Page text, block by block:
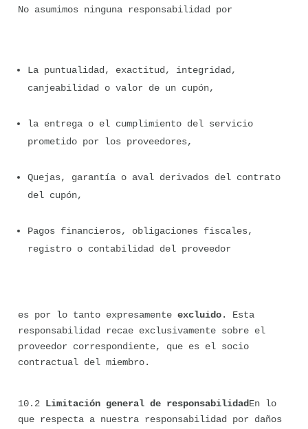
No asumimos ninguna responsabilidad por
La puntualidad, exactitud, integridad,
canjeabilidad o valor de un cupón,
la entrega o el cumplimiento del servicio
prometido por los proveedores,
Quejas, garantía o aval derivados del contrato
del cupón,
Pagos financieros, obligaciones fiscales,
registro o contabilidad del proveedor
es por lo tanto expresamente excluido. Esta
responsabilidad recae exclusivamente sobre el
proveedor correspondiente, que es el socio
contractual del miembro.
10.2 Limitación general de responsabilidadEn lo
que respecta a nuestra responsabilidad por daños